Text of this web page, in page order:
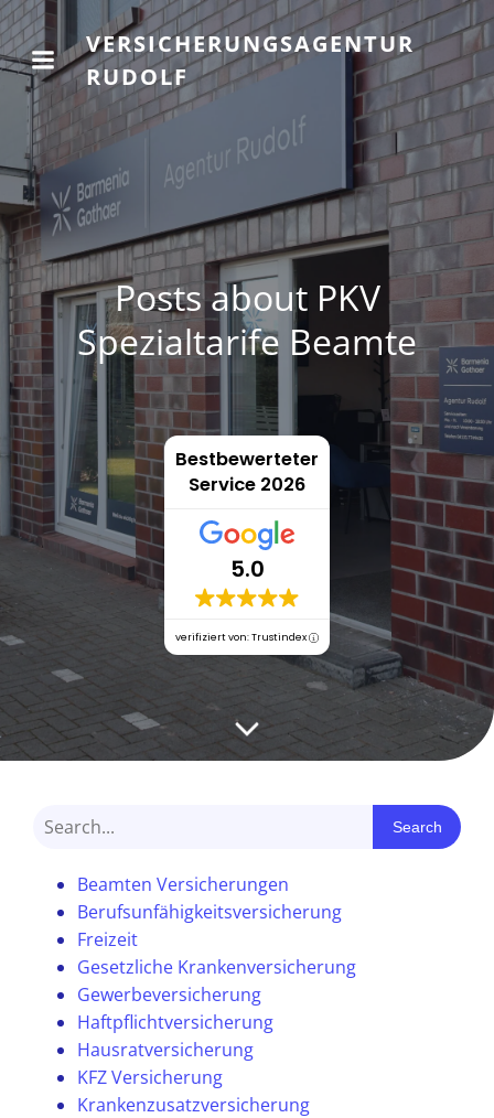
VERSICHERUNGSAGENTUR
RUDOLF
Posts about PKV
Spezialtarife Beamte
Bestbewerteter
Service 2026
5.0
verifiziert von: Trustindex
Search
Beamten Versicherungen
Berufsunfähigkeitsversicherung
Freizeit
Gesetzliche Krankenversicherung
Gewerbeversicherung
Haftpflichtversicherung
Hausratversicherung
KFZ Versicherung
Krankenzusatzversicherung